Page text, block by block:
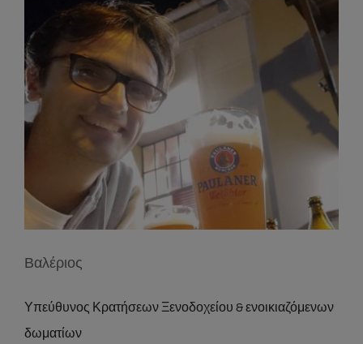
Βαλέριος
Υπεύθυνος Κρατήσεων Ξενοδοχείου & ενοικιαζόμενων
δωματίων